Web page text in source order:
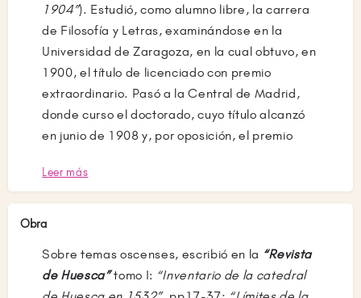
1904”). Estudió, como alumno libre, la carrera
de Filosofía y Letras, examinándose en la
Universidad de Zaragoza, en la cual obtuvo, en
1900, el título de licenciado con premio
extraordinario. Pasó a la Central de Madrid,
donde curso el doctorado, cuyo título alcanzó
en junio de 1908 y, por oposición, el premio
las asignaturas de Geografía e Historia en los
plaza de Huesca, tomando la posesión de la
mismas asignaturas en el Instituto de Bilbao.
Tras ganar ésta oposición se trasladó
Leer más
Obra
Sobre temas oscenses, escribió en la “Revista
de Huesca”tomo I: “Inventario de la catedral